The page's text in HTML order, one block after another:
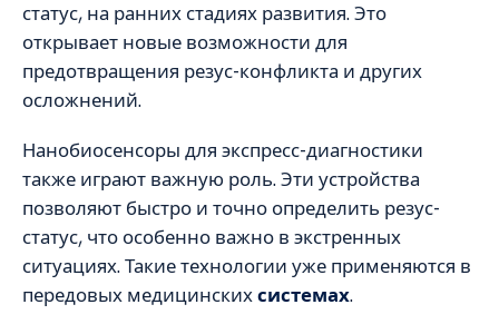
статус, на ранних стадиях развития. Это
открывает новые возможности для
предотвращения резус-конфликта и других
осложнений.
Нанобиосенсоры для экспресс-диагностики
также играют важную роль. Эти устройства
позволяют быстро и точно определить резус-
статус, что особенно важно в экстренных
ситуациях. Такие технологии уже применяются в
передовых медицинскихсистемах.